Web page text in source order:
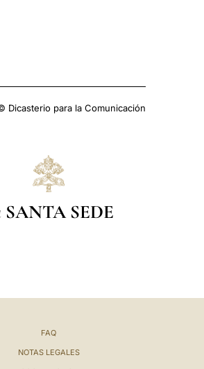
Dicasterio para la Comunicación
SANTA SEDE
FAQ
NOTAS LEGALES